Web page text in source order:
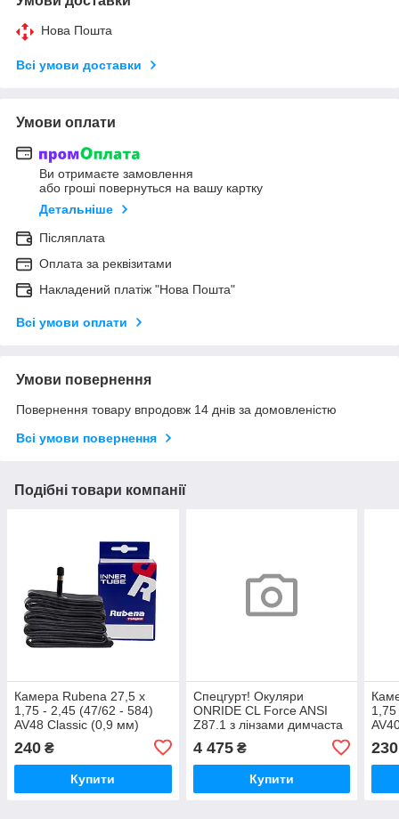
Нова Пошта
Всі умови доставки
Умови оплати
Ви отримаєте замовлення
або гроші повернуться на вашу картку
Детальніше
Післяплата
Оплата за реквізитами
Накладений платіж "Нова Пошта"
Всі умови оплати
Умови повернення
Повернення товару впродовж 14 днів за домовленістю
Всі умови повернення
Подібні товари компанії
Камера Rubena 27,5 x
1,75 - 2,45 (47/62 - 584)
AV48 Classic (0,9 мм)
240 ₴
Купити
Спецгурт! Окуляри
ONRIDE CL Force ANSI
Z87.1 з лінзами димчаста
кат3 (17%), прозора кат0
(100%) (5шт
4 475₴
Купити
230